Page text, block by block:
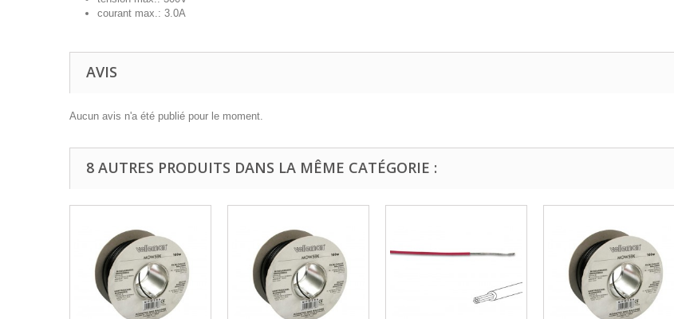
courant max.: 3.0A
AVIS
Aucun avis n'a été publié pour le moment.
8 AUTRES PRODUITS DANS LA MÊME CATÉGORIE :